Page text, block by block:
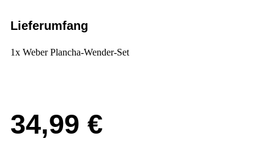
Lieferumfang
1x Weber Plancha-Wender-Set
34,99 €